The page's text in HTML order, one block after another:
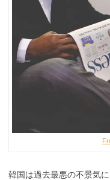
韓国は過去最悪の不景気